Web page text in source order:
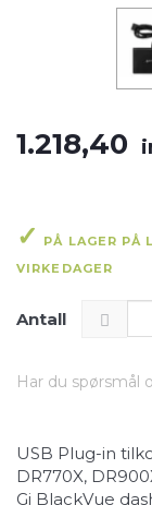
1.218,40
PÅ LAGER PÅ
VIRKEDAGER
Antall
Har du spørsmål
USB Plug-in
DR770X,
Gi BlackVue